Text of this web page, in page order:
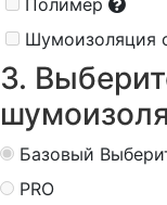
Полимер
Шумоизоляция
3.
Базовый
PRO